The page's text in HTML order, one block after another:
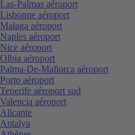
Las-Palmas aéroport
Lisbonne aéroport
Malaga aéroport
Naples aéroport
Nice aéroport
Olbia aéroport
Palma-De-Mallorca aéroport
Porto aéroport
Tenerife aéroport sud
Valencia aéroport
Alicante
Antalya